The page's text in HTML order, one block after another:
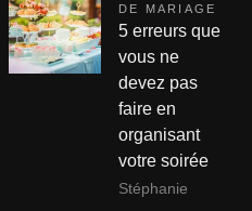
DE MARIAGE
5 erreurs que
vous ne
devez pas
faire en
organisant
votre soirée
Stéphanie